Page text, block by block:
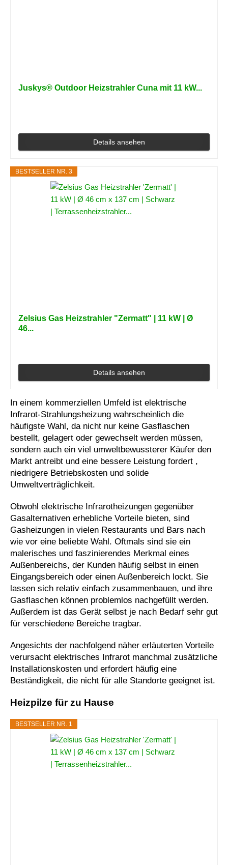
Juskys® Outdoor Heizstrahler Cuna mit 11 kW...
Details ansehen
BESTSELLER NR. 3
Zelsius Gas Heizstrahler "Zermatt" | 11 kW | Ø
46...
Details ansehen
In einem kommerziellen Umfeld ist elektrische
Infrarot-Strahlungsheizung wahrscheinlich die
häufigste Wahl, da nicht nur keine Gasflaschen
bestellt, gelagert oder gewechselt werden müssen,
sondern auch ein viel umweltbewussterer Käufer den
Markt antreibt und eine bessere Leistung fordert ,
niedrigere Betriebskosten und solide
Umweltverträglichkeit.
Obwohl elektrische Infrarotheizungen gegenüber
Gasalternativen erhebliche Vorteile bieten, sind
Gasheizungen in vielen Restaurants und Bars nach
wie vor eine beliebte Wahl. Oftmals sind sie ein
malerisches und faszinierendes Merkmal eines
Außenbereichs, der Kunden häufig selbst in einen
Eingangsbereich oder einen Außenbereich lockt. Sie
lassen sich relativ einfach zusammenbauen, und ihre
Gasflaschen können problemlos nachgefüllt werden.
Außerdem ist das Gerät selbst je nach Bedarf sehr gut
für verschiedene Bereiche tragbar.
Angesichts der nachfolgend näher erläuterten Vorteile
verursacht elektrisches Infrarot manchmal zusätzliche
Installationskosten und erfordert häufig eine
Beständigkeit, die nicht für alle Standorte geeignet ist.
Heizpilze für zu Hause
BESTSELLER NR. 1